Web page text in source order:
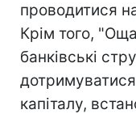
проводитися
Крім того,
банківські
капіталу,